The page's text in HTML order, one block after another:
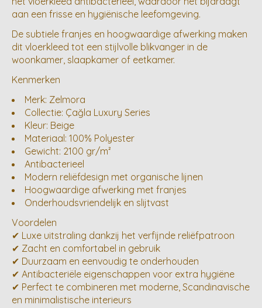
aan een frisse en hygiënische leefomgeving.
De subtiele franjes en hoogwaardige afwerking maken
dit vloerkleed tot een stijlvolle blikvanger in de
woonkamer, slaapkamer of eetkamer.
Kenmerken
Merk: Zelmora
Collectie: Çağla Luxury Series
Kleur: Beige
Materiaal: 100% Polyester
Gewicht: 2100 gr/m²
Antibacterieel
Modern reliëfdesign met organische lijnen
Hoogwaardige afwerking met franjes
Onderhoudsvriendelijk en slijtvast
Voordelen
✔ Luxe uitstraling dankzij het verfijnde reliëfpatroon
✔ Zacht en comfortabel in gebruik
✔ Duurzaam en eenvoudig te onderhouden
✔ Antibacteriële eigenschappen voor extra hygiëne
✔ Perfect te combineren met moderne, Scandinavische
en minimalistische interieurs